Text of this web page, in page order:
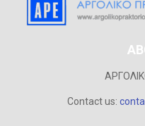
Contact us: